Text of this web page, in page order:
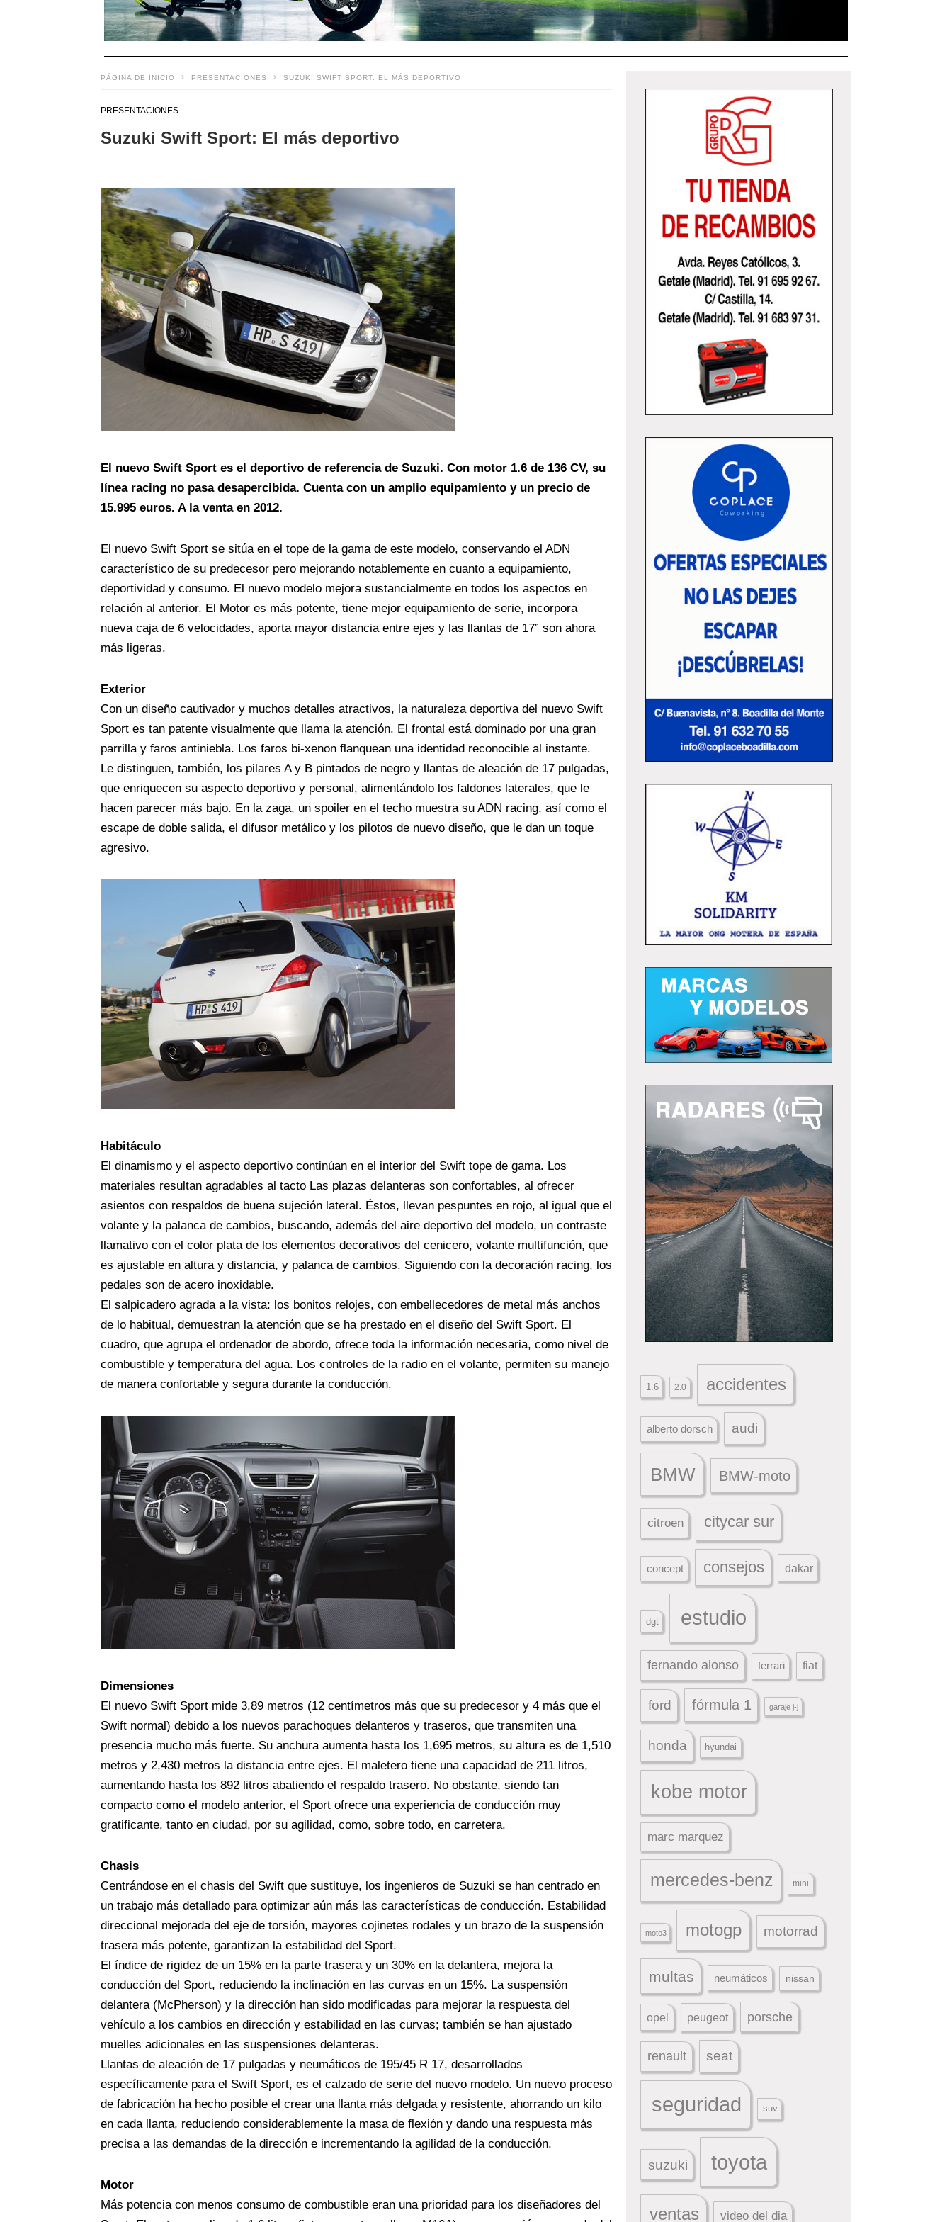
PÁGINA DE INICIO PRESENTACIONES SUZUKI SWIFT SPORT: EL MÁS DEPORTIVO
PRESENTACIONES
Suzuki Swift Sport: El más deportivo
El nuevo Swift Sport es el deportivo de referencia de Suzuki. Con motor 1.6 de 136 CV, su
línea racing no pasa desapercibida. Cuenta con un amplio equipamiento y un precio de
15.995 euros. A la venta en 2012.
El nuevo Swift Sport se sitúa en el tope de la gama de este modelo, conservando el ADN
característico de su predecesor pero mejorando notablemente en cuanto a equipamiento,
deportividad y consumo. El nuevo modelo mejora sustancialmente en todos los aspectos en
relación al anterior. El Motor es más potente, tiene mejor equipamiento de serie, incorpora
nueva caja de 6 velocidades, aporta mayor distancia entre ejes y las llantas de 17” son ahora
más ligeras.
Exterior
Con un diseño cautivador y muchos detalles atractivos, la naturaleza deportiva del nuevo Swift
Sport es tan patente visualmente que llama la atención. El frontal está dominado por una gran
parrilla y faros antiniebla. Los faros bi-xenon flanquean una identidad reconocible al instante.
Le distinguen, también, los pilares A y B pintados de negro y llantas de aleación de 17 pulgadas,
que enriquecen su aspecto deportivo y personal, alimentándolo los faldones laterales, que le
hacen parecer más bajo. En la zaga, un spoiler en el techo muestra su ADN racing, así como el
escape de doble salida, el difusor metálico y los pilotos de nuevo diseño, que le dan un toque
agresivo.
Habitáculo
El dinamismo y el aspecto deportivo continúan en el interior del Swift tope de gama. Los
materiales resultan agradables al tacto Las plazas delanteras son confortables, al ofrecer
asientos con respaldos de buena sujeción lateral. Éstos, llevan pespuntes en rojo, al igual que el
volante y la palanca de cambios, buscando, además del aire deportivo del modelo, un contraste
llamativo con el color plata de los elementos decorativos del cenicero, volante multifunción, que
es ajustable en altura y distancia, y palanca de cambios. Siguiendo con la decoración racing, los
pedales son de acero inoxidable.
El salpicadero agrada a la vista: los bonitos relojes, con embellecedores de metal más anchos
de lo habitual, demuestran la atención que se ha prestado en el diseño del Swift Sport. El
cuadro, que agrupa el ordenador de abordo, ofrece toda la información necesaria, como nivel de
combustible y temperatura del agua. Los controles de la radio en el volante, permiten su manejo
de manera confortable y segura durante la conducción.
Dimensiones
El nuevo Swift Sport mide 3,89 metros (12 centímetros más que su predecesor y 4 más que el
Swift normal) debido a los nuevos parachoques delanteros y traseros, que transmiten una
presencia mucho más fuerte. Su anchura aumenta hasta los 1,695 metros, su altura es de 1,510
metros y 2,430 metros la distancia entre ejes. El maletero tiene una capacidad de 211 litros,
aumentando hasta los 892 litros abatiendo el respaldo trasero. No obstante, siendo tan
compacto como el modelo anterior, el Sport ofrece una experiencia de conducción muy
gratificante, tanto en ciudad, por su agilidad, como, sobre todo, en carretera.
Chasis
Centrándose en el chasis del Swift que sustituye, los ingenieros de Suzuki se han centrado en
un trabajo más detallado para optimizar aún más las características de conducción. Estabilidad
direccional mejorada del eje de torsión, mayores cojinetes rodales y un brazo de la suspensión
trasera más potente, garantizan la estabilidad del Sport.
El índice de rigidez de un 15% en la parte trasera y un 30% en la delantera, mejora la
conducción del Sport, reduciendo la inclinación en las curvas en un 15%. La suspensión
delantera (McPherson) y la dirección han sido modificadas para mejorar la respuesta del
vehículo a los cambios en dirección y estabilidad en las curvas; también se han ajustado
muelles adicionales en las suspensiones delanteras.
Llantas de aleación de 17 pulgadas y neumáticos de 195/45 R 17, desarrollados
específicamente para el Swift Sport, es el calzado de serie del nuevo modelo. Un nuevo proceso
de fabricación ha hecho posible el crear una llanta más delgada y resistente, ahorrando un kilo
en cada llanta, reduciendo considerablemente la masa de flexión y dando una respuesta más
precisa a las demandas de la dirección e incrementando la agilidad de la conducción.
Motor
Más potencia con menos consumo de combustible eran una prioridad para los diseñadores del
1.6 2.0 accidentes
alberto dorsch audi
BMW BMW-moto
citroen citycar sur
concept consejos dakar
dgt estudio
fernando alonso ferrari fiat
ford fórmula 1 garaje j-j
honda hyundai
kobe motor
marc marquez
mercedes-benz mini
moto3 motogp motorrad
multas neumáticos nissan
opel peugeot porsche
renault seat
seguridad suv
suzuki toyota
ventas video del dia